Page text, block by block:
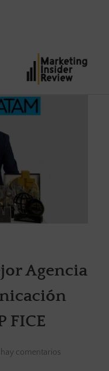
Agencia
FICE
comentarios